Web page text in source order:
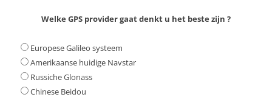
Welke GPS provider gaat denkt u het beste zijn ?
Europese Galileo systeem
Amerikaanse huidige Navstar
Russiche Glonass
Chinese Beidou